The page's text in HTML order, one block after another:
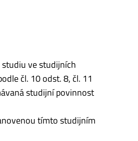
ve stu­dij­ních
čl. 10 odst. 8, čl. 11
studijní povinnost
tímto studijním